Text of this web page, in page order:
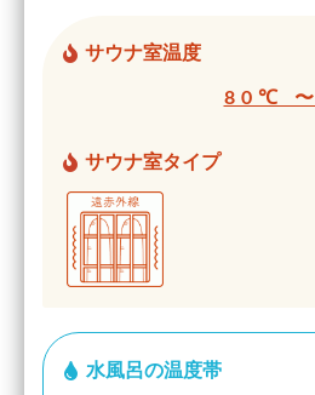
サウナ室温度
80℃ 〜
サウナ室タイプ
水風呂の温度帯